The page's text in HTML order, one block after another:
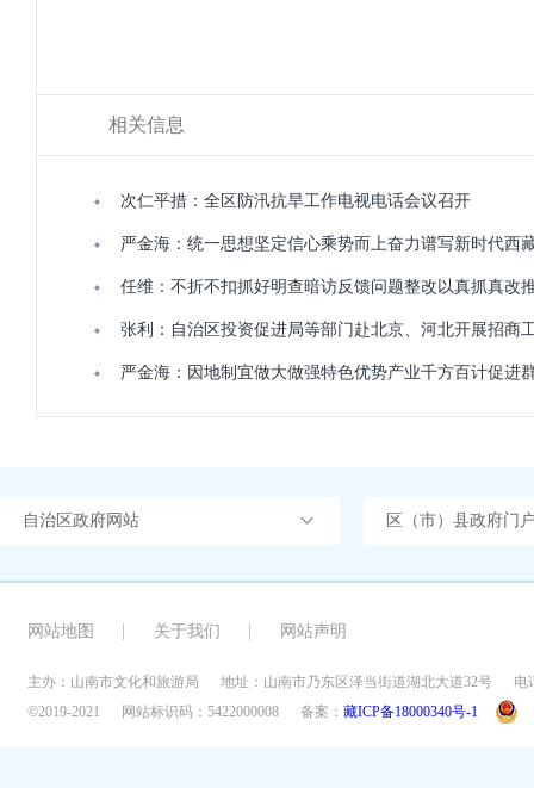
相关信息
次仁平措：全区防汛抗旱工作电视电话会议召开
严金海：统一思想坚定信心乘势而上奋力谱写新时代西
任维：不折不扣抓好明查暗访反馈问题整改以真抓真改
张利：自治区投资促进局等部门赴北京、河北开展招商
严金海：因地制宜做大做强特色优势产业千方百计促进
自治区政府网站 区（市）县政府门
网站地图 关于我们 网站声明
主办：山南市文化和旅游局 地址：山南市乃东区泽当街道湖北大道32号
电
©2019-2021
网站标识码：5422000008 备案： 藏ICP备18000340号-1